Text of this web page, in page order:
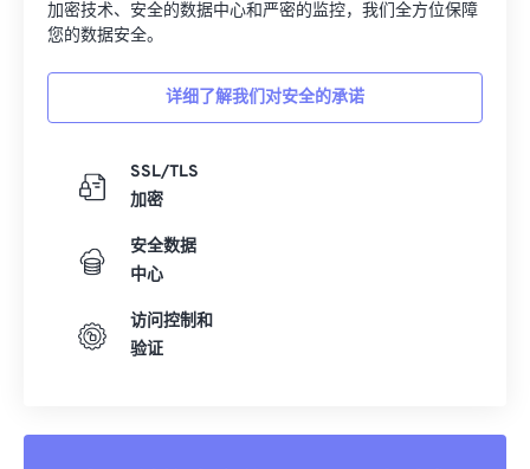
加密技术、安全的数据中心和严密的监控，我们全方位保障
您的数据安全。
详细了解我们对安全的承诺
SSL/TLS
加密
安全数据
中心
访问控制和
验证